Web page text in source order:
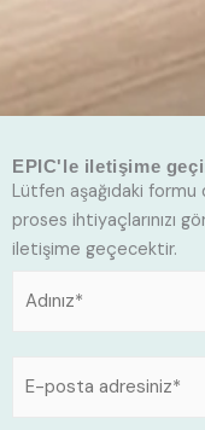
EPIC'le iletişime
Lütfen aşağıdaki formu
proses ihtiyaçlarınızı
iletişime geçecektir.